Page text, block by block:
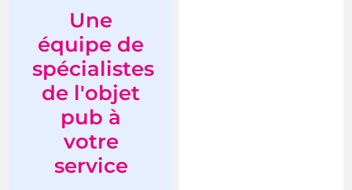
Une
équipe de
spécialistes
de l'objet
pub à
votre
service